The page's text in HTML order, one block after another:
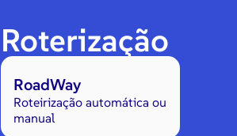
Roterização
RoadWay
Roteirização automática ou
manual